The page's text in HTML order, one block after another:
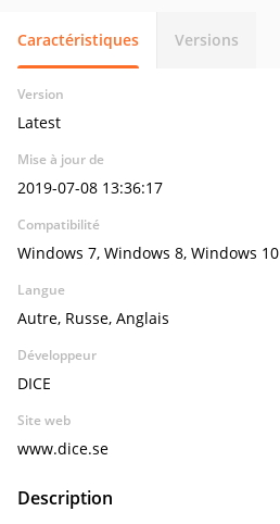
Caractéristiques Versions
Version
Latest
Mise à jour de
2019-07-08 13:36:17
Compatibilité
Windows 7, Windows 8, Windows 10
Langue
Autre, Russe, Anglais
Développeur
DICE
Site web
www.dice.se
Description